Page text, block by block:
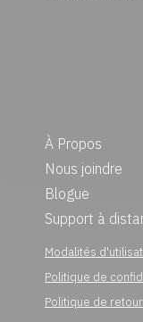
À Propos
Nous joindre
Blogue
Support à
Modalités
Politique de
Politique de